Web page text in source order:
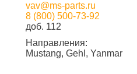
vav@ms-parts.ru
8 (800) 500-73-92
доб. 112
Направления:
Mustang, Gehl, Yanmar